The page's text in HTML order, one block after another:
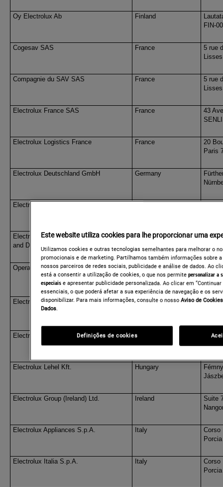
Oy Electrolux Ab Finland
FIN-
Cogesav SAS France
5 rue
Compagnie du SAV SAS France
5 rue
Electrolux France SAS France
43
Electrolux Logistics France France
20
Paris
Electrolux Deutschland GmbH Germany
Electrolux Hausgeräte GmbH Germany
Electrolux Rothenburg GmbH Factory
and Development
Germany
Operatec Service GmbH Germany
Am
Electrolux Hellas S.A. Greece
Electrolux Spare Parts - Service S.A. Greece
Electrolux Lehel Kft. Hungary
Electrolux Group (Ireland) Ltd. Ireland
Suite
Electrolux Appliances S.p.A. Italy
Corso
Electrolux Italia S.p.A. Italy
Corso
Este website utiliza cookies para lhe proporcionar uma
Utilizamos cookies e outras tecnologias semelhantes para melhorar o
promocionais e de marketing. Partilhamos também informações sobre
nossos parceiros de redes sociais, publicidade e análise de dados. Ao
está a consentir a utilização de cookies, o que nos permite personalizar a
especiais e apresentar publicidade personalizada. Ao clicar em
essenciais, o que poderá afetar a sua experiência de navegação e os
disponibilizar. Para mais informações, consulte o nosso Aviso de Cookies
Dados.
Definições de cookies